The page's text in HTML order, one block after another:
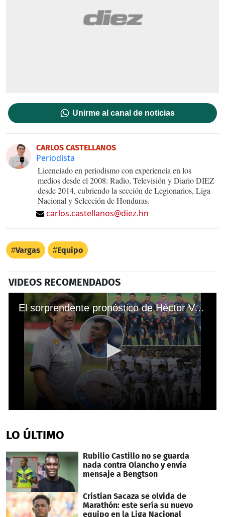
Unirme al canal de noticias
CARLOS CASTELLANOS
Periodista
Licenciado en periodismo con experiencia en los
medios desde el 2008: Radio, Televisión y Diario DIEZ
desde 2014, cubriendo la sección de Legionarios, Liga
Nacional y Selección de Honduras.
carlos.castellanos@diez.hn
Vargas Equipo
VIDEOS RECOMENDADOS
El sorprendente pronóstico de Héctor Vargas sobre la final Olimpia-Motagua
of
3
26
seconds
LO ÚLTIMO
Rubilio Castillo no se guarda
nada contra Olancho y envía
mensaje a Bengtson
Cristian Sacaza se olvida de
Marathón: este sería su nuevo
equipo en la Liga Nacional